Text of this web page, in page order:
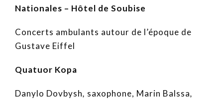
Nationales – Hôtel de Soubise
Concerts ambulants autour de l’époque de
Gustave Eiffel
Quatuor Kopa
Danylo Dovbysh, saxophone, Marin Balssa,